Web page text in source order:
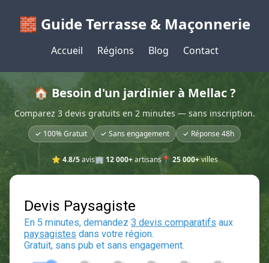
🧱 Guide Terrasse & Maçonnerie
Accueil Régions Blog Contact
🏠 Besoin d'un jardinier à Mellac ?
Comparez 3 devis gratuits en 2 minutes — sans inscription.
✓ 100% Gratuit ✓ Sans engagement ✓ Réponse 48h
⭐ 4.8/5avis🏢 12 000+artisans📍 25 000+villes
Devis Paysagiste